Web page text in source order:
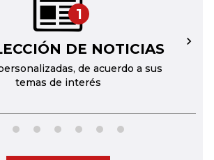
1
DE NOTICIAS
de acuerdo a sus
temas de interés
→